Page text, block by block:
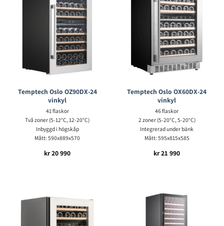
Temptech Oslo OZ90DX-24
vinkyl
41 flaskor
Två zoner (5-12°C, 12-20°C)
Inbyggd i högskåp
Mått: 590x889x570
kr20 990
Temptech Oslo OX60DX-24
vinkyl
46 flaskor
2 zoner (5-20°C, 5-20°C)
Integrerad under bänk
Mått: 595x815x585
kr21 990